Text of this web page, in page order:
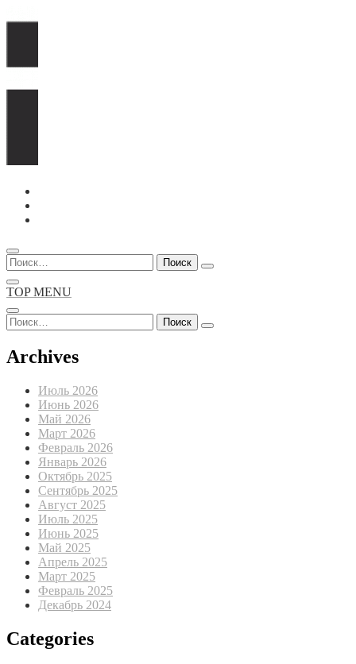
Перейти
содержимому
Найти:
TOP MENU
Найти:
Archives
Июль 2026
Июнь 2026
Май 2026
Март 2026
Февраль 2026
Январь 2026
Октябрь 2025
Сентябрь 2025
Август 2025
Июль 2025
Июнь 2025
Май 2025
Апрель 2025
Март 2025
Февраль 2025
Декабрь 2024
Categories